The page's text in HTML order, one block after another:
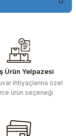
formunu
Ürün Yelpazesi
ihtiyaçlarına özel
ürün seçeneği